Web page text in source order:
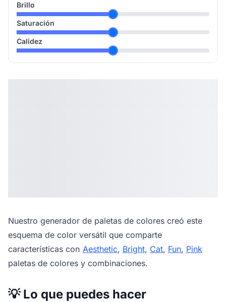
Brillo
Saturación
Calidez
Nuestro generador de paletas de colores creó este
esquema de color versátil que comparte
características con Aesthetic, Bright, Cat, Fun, Pink
paletas de colores y combinaciones.
💡 Lo que puedes hacer